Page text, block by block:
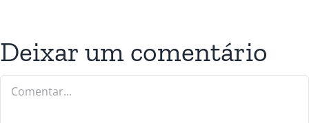
Deixar um comentário